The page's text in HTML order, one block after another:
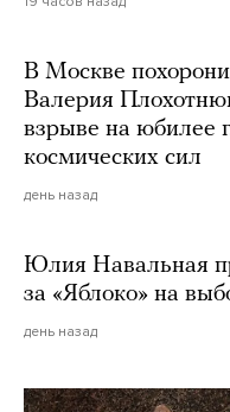
В Москве
Валерия
взрыве на юбилее
космических сил
день назад
Юлия Навальная
за «Яблоко» на
день назад